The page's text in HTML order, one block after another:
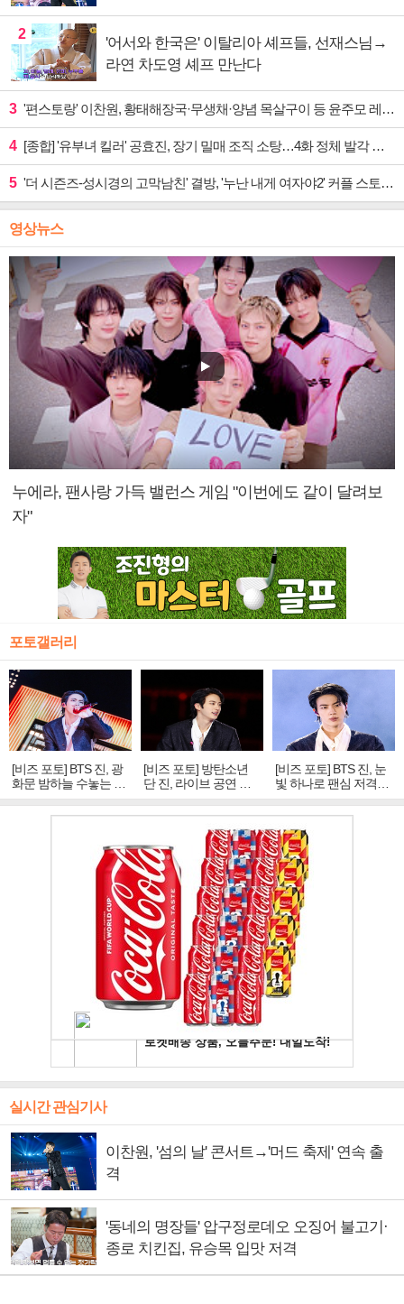
2
'어서와 한국은' 이탈리아 셰프들, 선재스님→
라연 차도영 셰프 만난다
3 '편스토랑' 이찬원, 황태해장국·무생채·양념 목살구이 등 윤주모 레시피 섭렵
4 [종합] '유부녀 킬러' 공효진, 장기 밀매 조직 소탕…4화 정체 발각 위기 예고
5 '더 시즌즈-성시경의 고막남친' 결방, '누난 내게 여자야2' 커플 스토리 편성
영상뉴스
누에라, 팬사랑 가득 밸런스 게임 "이번에도 같이 달려보
자"
포토갤러리
[비즈 포토] BTS 진, 광
화문 밤하늘 수놓는 '비
주얼 킹'의 열창
[비즈 포토] 방탄소년
단 진, 라이브 공연 중
빛나는 독보적 아우라
[비즈 포토] BTS 진, 눈
빛 하나로 팬심 저격…
독보적 카리스마
실시간 관심기사
이찬원, '섬의 날' 콘서트→'머드 축제' 연속 출
격
'동네의 명장들' 압구정로데오 오징어 불고기·
종로 치킨집, 유승목 입맛 저격